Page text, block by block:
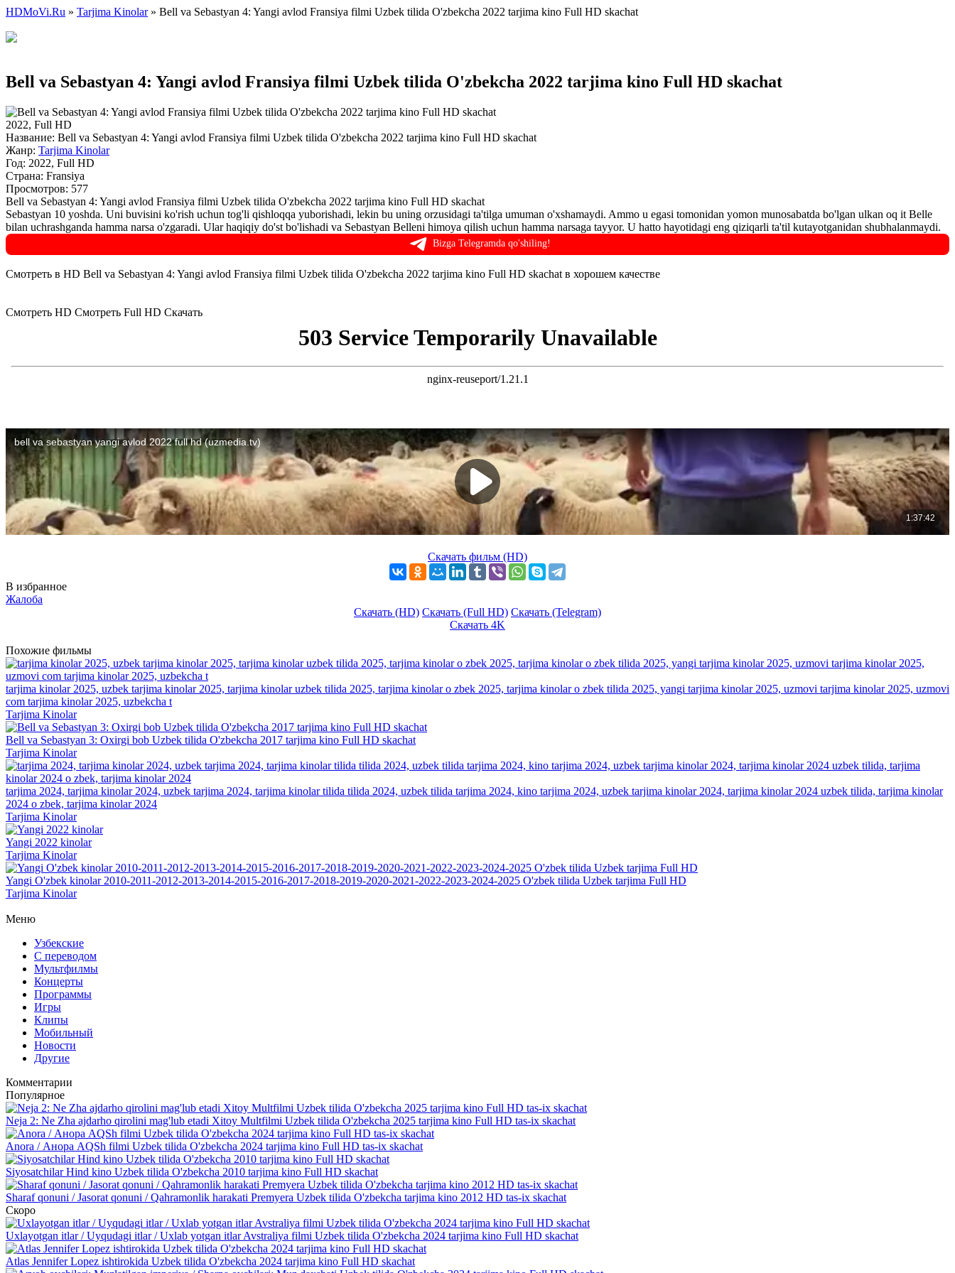
HDMoVi.Ru » Tarjima Kinolar» Bell va Sebastyan 4: Yangi avlod Fransiya filmi Uzbek tilida O'zbekcha 2022 tarjima kino Full HD skachat
Bell va Sebastyan 4: Yangi avlod Fransiya filmi Uzbek tilida O'zbekcha 2022 tarjima kino Full HD skachat
2022, Full HD
Название: Bell va Sebastyan 4: Yangi avlod Fransiya filmi Uzbek tilida O'zbekcha 2022 tarjima kino Full HD skachat
Жанр: Tarjima Kinolar
Год: 2022, Full HD
Страна: Fransiya
Просмотров: 577
Bell va Sebastyan 4: Yangi avlod Fransiya filmi Uzbek tilida O'zbekcha 2022 tarjima kino Full HD skachat
Sebastyan 10 yoshda. Uni buvisini ko'rish uchun tog'li qishloqqa yuborishadi, lekin bu uning orzusidagi ta'tilga umuman o'xshamaydi. Ammo u egasi tomonidan yomon munosabatda bo'lgan ulkan oq it Belle
bilan uchrashganda hamma narsa o'zgaradi. Ular haqiqiy do'st bo'lishadi va Sebastyan Belleni himoya qilish uchun hamma narsaga tayyor. U hatto hayotidagi eng qiziqarli ta'til kutayotganidan shubhalanmaydi.
Bizga Telegramda qo'shiling!
Смотреть в HD Bell va Sebastyan 4: Yangi avlod Fransiya filmi Uzbek tilida O'zbekcha 2022 tarjima kino Full HD skachat в хорошем качестве
Смотреть HD Смотреть Full HD Скачать
Скачать фильм (HD)
В избранное
Жалоба
Скачать (HD) Скачать (Full HD) Скачать (Telegram)
Скачать 4K
Похожие фильмы
tarjima kinolar 2025, uzbek tarjima kinolar 2025, tarjima kinolar uzbek tilida 2025, tarjima kinolar o zbek 2025, tarjima kinolar o zbek tilida 2025, yangi tarjima kinolar 2025, uzmovi tarjima kinolar 2025, uzmovi
com tarjima kinolar 2025, uzbekcha t
Tarjima Kinolar
Bell va Sebastyan 3: Oxirgi bob Uzbek tilida O'zbekcha 2017 tarjima kino Full HD skachat
Tarjima Kinolar
tarjima 2024, tarjima kinolar 2024, uzbek tarjima 2024, tarjima kinolar tilida tilida 2024, uzbek tilida tarjima 2024, kino tarjima 2024, uzbek tarjima kinolar 2024, tarjima kinolar 2024 uzbek tilida, tarjima kinolar
2024 o zbek, tarjima kinolar 2024
Tarjima Kinolar
Yangi 2022 kinolar
Tarjima Kinolar
Yangi O'zbek kinolar 2010-2011-2012-2013-2014-2015-2016-2017-2018-2019-2020-2021-2022-2023-2024-2025 O'zbek tilida Uzbek tarjima Full HD
Tarjima Kinolar
Меню
Узбекские
С переводом
Мультфилмы
Концерты
Программы
Игры
Клипы
Мобильный
Новости
Другие
Комментарии
Популярное
Neja 2: Ne Zha ajdarho qirolini mag'lub etadi Xitoy Multfilmi Uzbek tilida O'zbekcha 2025 tarjima kino Full HD tas-ix skachat
Anora / Анора AQSh filmi Uzbek tilida O'zbekcha 2024 tarjima kino Full HD tas-ix skachat
Siyosatchilar Hind kino Uzbek tilida O'zbekcha 2010 tarjima kino Full HD skachat
Sharaf qonuni / Jasorat qonuni / Qahramonlik harakati Premyera Uzbek tilida O'zbekcha tarjima kino 2012 HD tas-ix skachat
Скоро
Uxlayotgan itlar / Uyqudagi itlar / Uxlab yotgan itlar Avstraliya filmi Uzbek tilida O'zbekcha 2024 tarjima kino Full HD skachat
Atlas Jennifer Lopez ishtirokida Uzbek tilida O'zbekcha 2024 tarjima kino Full HD skachat